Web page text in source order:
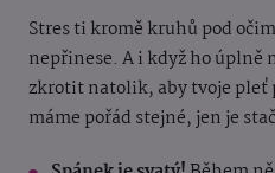
Stres ti kromě kruhů pod
nepřinese. A i když ho úplně
zkrotit natolik, aby tvoje pleť
máme pořád stejné, jen je